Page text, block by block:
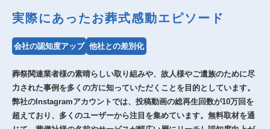
実際にあったお葬式感動エピソード
会社の認知度アップ 他社との差別化
葬祭関連業者様の素晴らしい取り組みや、故人様やご遺族のために尽
力された事例を多くの方に知っていただくことを目的としています。
弊社のInstagramアカウントでは、投稿動画の総再生回数が10万回を
超えており、多くのユーザーから注目を集めています。無料取材を通